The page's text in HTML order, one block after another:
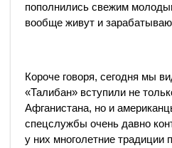
пополнились свежим
вообще живут и
Короче говоря, сегодня мы
«Талибан» вступили не
Афганистана, но и
спецслужбы очень давно
у них многолетние традиции